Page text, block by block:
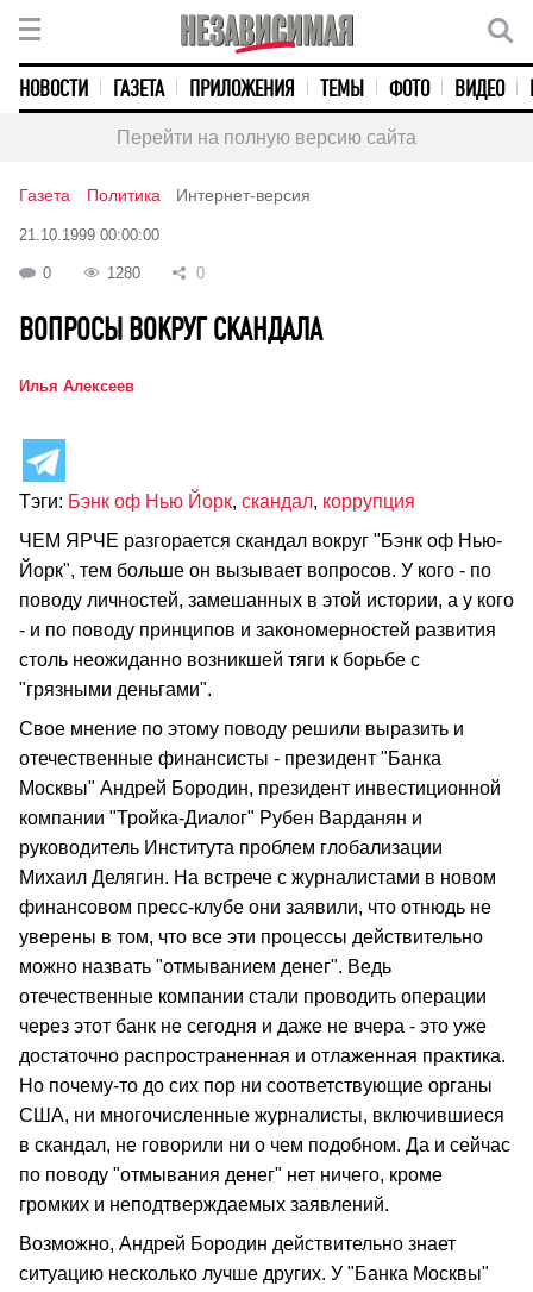
НОВОСТИ ГАЗЕТА ПРИЛОЖЕНИЯ ТЕМЫ ФОТО ВИДЕО
Перейти на полную версию сайта
Газета Политика Интернет-версия
21.10.1999 00:00:00
0 1280 0
ВОПРОСЫ ВОКРУГ СКАНДАЛА
Илья Алексеев
Тэги: Бэнк оф Нью Йорк, скандал, коррупция
ЧЕМ ЯРЧЕ разгорается скандал вокруг "Бэнк oф Нью-
Йорк", тем больше он вызывает вопросов. У кого - по
поводу личностей, замешанных в этой истории, а у кого
- и по поводу принципов и закономерностей развития
столь неожиданно возникшей тяги к борьбе с
"грязными деньгами".
Свое мнение по этому поводу решили выразить и
отечественные финансисты - президент "Банка
Москвы" Андрей Бородин, президент инвестиционной
компании "Тройка-Диалог" Рубен Варданян и
руководитель Института проблем глобализации
Михаил Делягин. На встрече с журналистами в новом
финансовом пресс-клубе они заявили, что отнюдь не
уверены в том, что все эти процессы действительно
можно назвать "отмыванием денег". Ведь
отечественные компании стали проводить операции
через этот банк не сегодня и даже не вчера - это уже
достаточно распространенная и отлаженная практика.
Но почему-то до сих пор ни соответствующие органы
США, ни многочисленные журналисты, включившиеся
в скандал, не говорили ни о чем подобном. Да и сейчас
по поводу "отмывания денег" нет ничего, кроме
громких и неподтверждаемых заявлений.
Возможно, Андрей Бородин действительно знает
ситуацию несколько лучше других. У "Банка Москвы"